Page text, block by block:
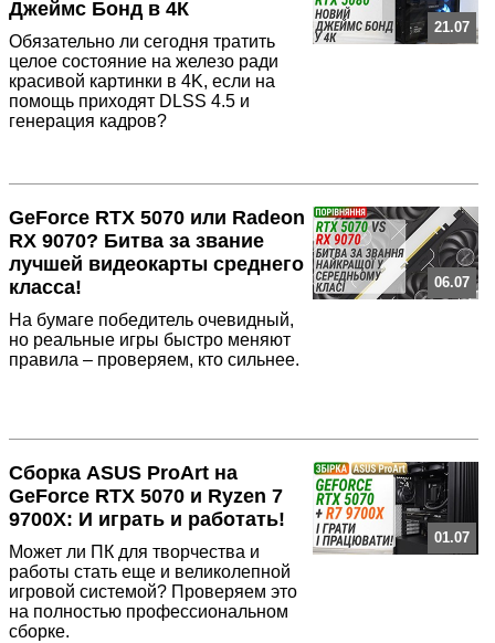
Джеймс Бонд в 4К
Обязательно ли сегодня тратить
целое состояние на железо ради
красивой картинки в 4K, если на
помощь приходят DLSS 4.5 и
генерация кадров?
21.07
GeForce RTX 5070 или Radeon
RX 9070? Битва за звание
лучшей видеокарты среднего
класса!
На бумаге победитель очевидный,
но реальные игры быстро меняют
правила – проверяем, кто сильнее.
06.07
Сборка ASUS ProArt на
GeForce RTX 5070 и Ryzen 7
9700X: И играть и работать!
Может ли ПК для творчества и
работы стать еще и великолепной
игровой системой? Проверяем это
на полностью профессиональном
сборке.
01.07